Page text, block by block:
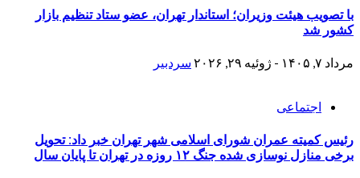
با تصویب هیئت وزیران؛ استاندار تهران، عضو ستاد تنظیم بازار
کشور شد
مرداد ۷, ۱۴۰۵ - ژوئیه ۲۹, ۲۰۲۶ سردبیر
اجتماعی
رئیس کمیته عمران شورای اسلامی شهر تهران خبر داد: تحویل
برخی منازل نوسازی شده جنگ ۱۲ روزه در تهران تا پایان سال